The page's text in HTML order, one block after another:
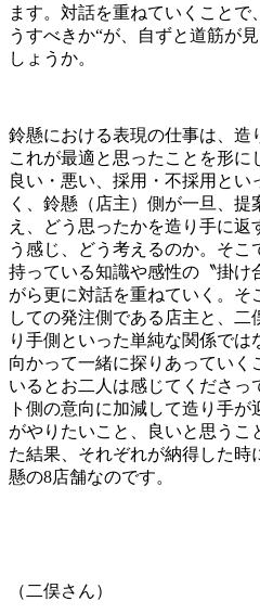
ます。対話を重ねていくこと
うすべきか“が、自ずと道筋が
しょうか。
鈴懸における表現の仕事は、造
これが最適と思ったことを形に
良い・悪い、採用・不採用と
く、鈴懸（店主）側が一旦、
え、どう思ったかを造り手に
う感じ、どう考えるのか。そ
持っている知識や感性の〝掛け
がら更に対話を重ねていく。そ
しての発注側である店主と、
り手側といった単純な関係では
向かって一緒に探りあってい
いるとお二人は感じてくださっ
ト側の意向に加減して造り手
がやりたいこと、良いと思うこ
た結果、それぞれが納得した
懸の8店舗なのです。
（二俣さん）